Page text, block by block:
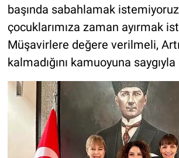
başında sabahlamak
çocuklarımıza zaman ayırmak
Müşavirlere değere verilmeli,
kalmadığını kamuoyuna